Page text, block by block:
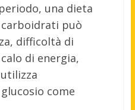
una dieta
può
difficoltà di
di energia,
come